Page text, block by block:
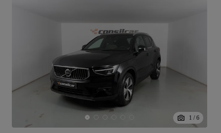
1 / 6